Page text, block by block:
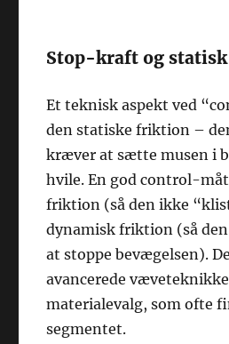
Stop-kraft og
Et teknisk aspekt ved
den statiske friktion –
kræver at sætte musen i
hvile. En god control-
friktion (så den ikke
dynamisk friktion (så
at stoppe bevægelsen).
avancerede
materialevalg, som ofte
segmentet.